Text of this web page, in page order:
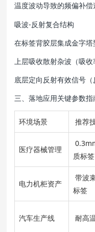
温度波动导致的频偏补
吸波-反射复合结构
在标签背胶层集成金字
上层吸收散射杂波（吸收
底层定向反射有效信号（
三、落地应用关键参数指
环境场景 推荐
医疗器械管理
质标签
电力机柜资产
带波
标签
汽车生产线 耐高